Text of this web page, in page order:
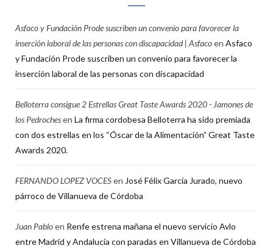
Asfaco y Fundación Prode suscriben un convenio para favorecer la
inserción laboral de las personas con discapacidad | Asfacoen Asfaco
y Fundación Prode suscriben un convenio para favorecer la
inserción laboral de las personas con discapacidad
Belloterra consigue 2 Estrellas Great Taste Awards 2020 - Jamones de
los Pedrochesen La firma cordobesa Belloterra ha sido premiada
con dos estrellas en los “Óscar de la Alimentación” Great Taste
Awards 2020.
FERNANDO LOPEZ VOCESen José Félix García Jurado, nuevo
párroco de Villanueva de Córdoba
Juan Pabloen Renfe estrena mañana el nuevo servicio Avlo
entre Madrid y Andalucía con paradas en Villanueva de Córdoba